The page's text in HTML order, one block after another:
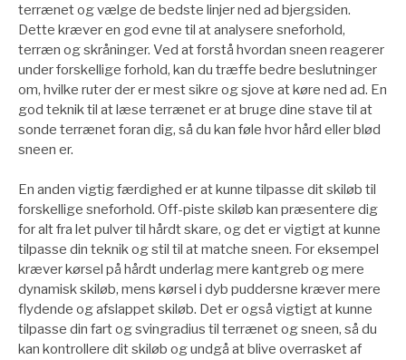
terrænet og vælge de bedste linjer ned ad bjergsiden.
Dette kræver en god evne til at analysere sneforhold,
terræn og skråninger. Ved at forstå hvordan sneen reagerer
under forskellige forhold, kan du træffe bedre beslutninger
om, hvilke ruter der er mest sikre og sjove at køre ned ad. En
god teknik til at læse terrænet er at bruge dine stave til at
sonde terrænet foran dig, så du kan føle hvor hård eller blød
sneen er.
En anden vigtig færdighed er at kunne tilpasse dit skiløb til
forskellige sneforhold. Off-piste skiløb kan præsentere dig
for alt fra let pulver til hårdt skare, og det er vigtigt at kunne
tilpasse din teknik og stil til at matche sneen. For eksempel
kræver kørsel på hårdt underlag mere kantgreb og mere
dynamisk skiløb, mens kørsel i dyb puddersne kræver mere
flydende og afslappet skiløb. Det er også vigtigt at kunne
tilpasse din fart og svingradius til terrænet og sneen, så du
kan kontrollere dit skiløb og undgå at blive overrasket af